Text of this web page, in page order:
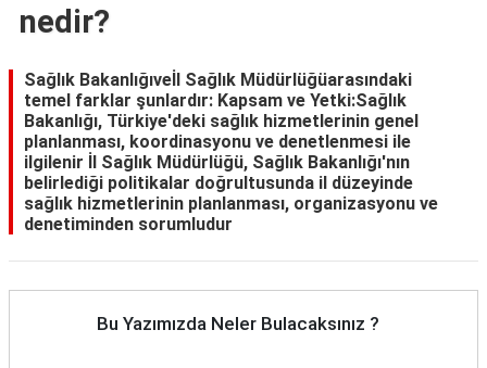
Hukuk
Blog
nedir?
Sağlık Bakanlığıveİl Sağlık Müdürlüğüarasındaki
temel farklar şunlardır: Kapsam ve Yetki:Sağlık
Bakanlığı, Türkiye'deki sağlık hizmetlerinin genel
planlanması, koordinasyonu ve denetlenmesi ile
ilgilenir İl Sağlık Müdürlüğü, Sağlık Bakanlığı'nın
belirlediği politikalar doğrultusunda il düzeyinde
sağlık hizmetlerinin planlanması, organizasyonu ve
denetiminden sorumludur
Bu Yazımızda Neler Bulacaksınız ?